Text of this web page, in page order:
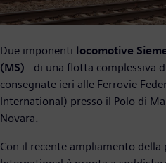
Due imponenti locomotive
(MS) - di una flotta complessiva
consegnate ieri alle Ferrovie
International) presso il Polo di
Novara.
Con il recente ampliamento della